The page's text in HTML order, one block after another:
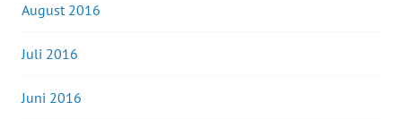
August 2016
Juli 2016
Juni 2016